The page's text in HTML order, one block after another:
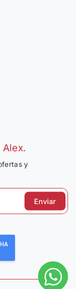
y
Enviar